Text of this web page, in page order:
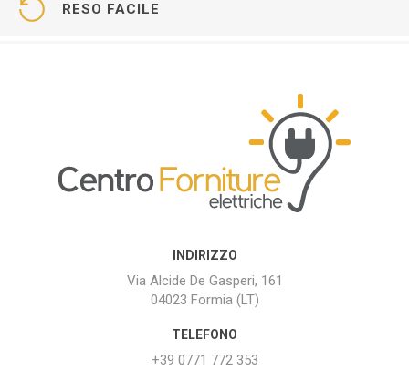
RESO FACILE
INDIRIZZO
Via Alcide De Gasperi, 161
04023 Formia (LT)
TELEFONO
+39 0771 772 353